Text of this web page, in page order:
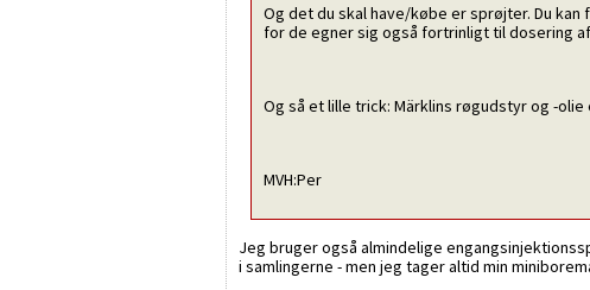
Og det du skal have/købe er sprøjter. Du
for de egner sig også fortrinligt til dosering
Og så et lille trick: Märklins røgudstyr og -
MVH:Per
Jeg bruger også almindelige
i samlingerne - men jeg tager altid min